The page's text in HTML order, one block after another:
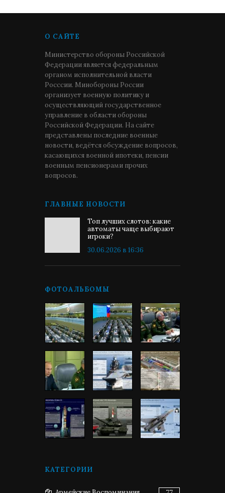
О САЙТЕ
Министерство обороны Российской
Федерации является федеральным
органом исполнительной власти
Росссии. Минобороны России
организует военную политику и
осуществляющий государственное
управление в области обороны
Российской Федерации. На сайте
представлены последние военные
новости, ведётся обсуждение вопросов,
касающихся военной ипотеки, пенсии
военным пенсионерами прочих
вопросов.
ГЛАВНЫЕ НОВОСТИ
Топ лучших слотов: какие
автоматы чаще выбирают
игроки?
30.06.2026 в 16:36
ФОТОАЛЬБОМЫ
КАТЕГОРИИ